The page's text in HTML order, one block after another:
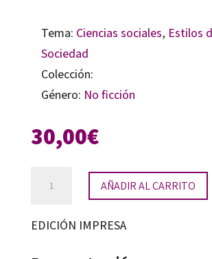
Tema: Ciencias sociales, Estilos
Sociedad
Colección:
Género: No ficción
30,00€
Itsosupeteko
píldoras
AÑADIR AL CARRITO
EDICIÓN IMPRESA